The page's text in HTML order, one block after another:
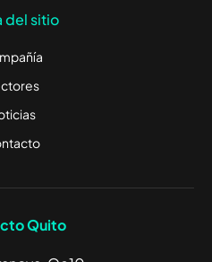
del sitio
Quito